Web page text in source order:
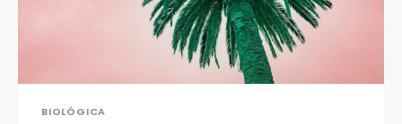
BIOLÓGICA